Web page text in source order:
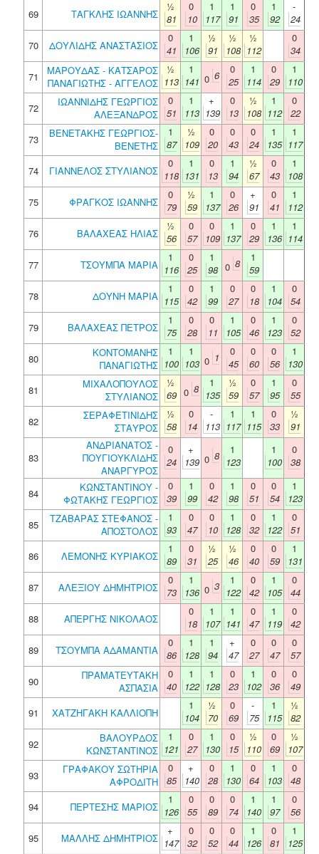
69 ΤΑΓΚΛΗΣ ΙΩΑΝΝΗΣ
½
81
0
10
1
117
1
91
0
35
1
92
-
24
70
ΔΟΥΛΙΔΗΣ ΑΝΑΣΤΑΣΙΟΣ
0
41
1
106
½
91
½
108
½
112
0
34
71
ΜΑΡΟΥΔΑΣ - ΚΑΤΣΑΡΟΣ
ΠΑΝΑΓΙΩΤΗΣ - ΑΓΓΕΛΟΣ
½
113
1
141 0 6
0
25
1
114
0
29
1
110
72
ΙΩΑΝΝΙΔΗΣ ΓΕΩΡΓΙΟΣ
ΑΛΕΞΑΝΔΡΟΣ
0
51
1
113
+
139
0
13
½
108
1
112
0
22
73
ΒΕΝΕΤΑΚΗΣ ΓΕΩΡΓΙΟΣ-
ΒΕΝΕΤΗΣ
1
87
½
109
0
20
0
43
0
24
1
135
1
117
74
ΓΙΑΝΝΕΛΟΣ ΣΤΥΛΙΑΝΟΣ
0
118
1
131
0
13
1
94
½
67
0
43
1
108
75
ΦΡΑΓΚΟΣ ΙΩΑΝΝΗΣ
0
79
½
59
1
137
0
26
+
91
0
41
1
112
76
ΒΑΛΑΧΕΑΣ ΗΛΙΑΣ
½
56
0
57
0
109
1
137
0
29
1
136
1
114
77
ΤΣΟΥΜΠΑ ΜΑΡΙΑ
1
116
0
25
1
98 0 8
1
59
78
ΔΟΥΝΗ ΜΑΡΙΑ
1
115
0
42
1
99
0
27
0
18
1
104
0
54
79
ΒΑΛΑΧΕΑΣ ΠΕΤΡΟΣ
1
75
0
28
0
11
1
105
0
46
1
123
0
52
80
ΚΟΝΤΟΜΑΝΗΣ
ΠΑΝΑΓΙΩΤΗΣ
1
100
1
103 0 1
0
45
0
60
0
56
1
130
81
ΜΙΧΑΛΟΠΟΥΛΟΣ
ΣΤΥΛΙΑΝΟΣ
½
69 0 8
1
135
½
59
0
57
1
95
0
55
82
ΣΕΡΑΦΕΤΙΝΙΔΗΣ
ΣΤΑΥΡΟΣ
½
58
0
14
-
113
1
117
1
115
0
33
½
91
83
ΑΝΔΡΙΑΝΑΤΟΣ -
ΠΟΥΓΙΟΥΚΛΙΔΗΣ
ΑΝΑΡΓΥΡΟΣ
0
24
+
139 0 8
1
123
1
100
0
38
84
ΚΩΝΣΤΑΝΤΙΝΟΥ -
ΦΩΤΑΚΗΣ ΓΕΩΡΓΙΟΣ
0
39
1
99
0
42
1
98
0
51
0
54
1
123
85
ΤΖΑΒΑΡΑΣ ΣΤΕΦΑΝΟΣ -
ΑΠΟΣΤΟΛΟΣ
1
93
0
47
0
10
1
128
0
32
1
122
0
51
86
ΛΕΜΟΝΗΣ ΚΥΡΙΑΚΟΣ
1
89
0
31
½
25
½
46
0
40
0
59
1
131
87
ΑΛΕΞΙΟΥ ΔΗΜΗΤΡΙΟΣ
0
73
1
136 0 3
1
122
0
42
1
105
0
44
88
ΑΠΕΡΓΗΣ ΝΙΚΟΛΑΟΣ
0
18
1
107
1
141
0
47
1
119
0
42
89
ΤΣΟΥΜΠΑ ΑΔΑΜΑΝΤΙΑ
0
86
1
128
1
94
+
47
0
27
0
47
0
57
90
ΠΡΑΜΑΤΕΥΤΑΚΗ
ΑΣΠΑΣΙΑ
0
40
1
122
1
128
0
23
1
102
0
36
0
49
91
ΧΑΤΖΗΓΑΚΗ ΚΑΛΛΙΟΠΗ
1
104
½
70
0
69
-
75
1
115
½
82
92
ΒΑΛΟΥΡΔΟΣ
ΚΩΝΣΤΑΝΤΙΝΟΣ
1
121
0
27
1
130
0
15
½
110
0
69
½
107
93
ΓΡΑΦΑΚΟΥ ΣΩΤΗΡΙΑ
ΑΦΡΟΔΙΤΗ
0
85
+
140
0
28
1
130
0
64
1
103
0
48
94
ΠΕΡΤΕΣΗΣ ΜΑΡΙΟΣ
1
126
0
55
0
89
0
74
1
140
1
97
0
56
95
ΜΑΛΛΗΣ ΔΗΜΗΤΡΙΟΣ
+
147
0
32
0
52
0
44
1
126
0
81
1
125